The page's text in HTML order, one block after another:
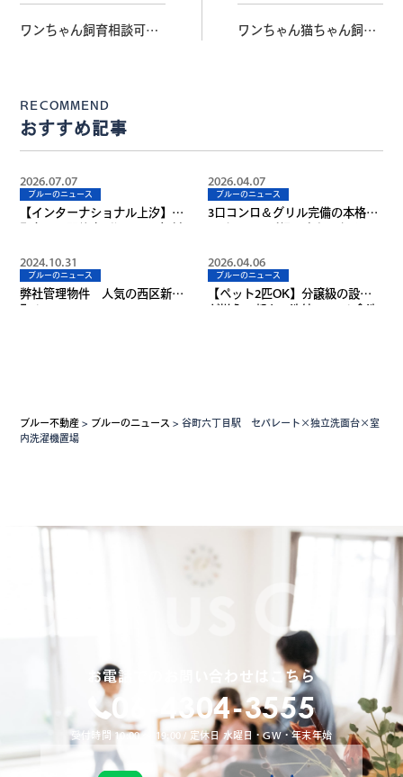
ワンちゃん飼育相談可♪
ワンちゃん猫ちゃん飼育
RECOMMEND
おすすめ記事
2026.07.07
ブルーのニュース
【インターナショナル上汐】谷
2026.04.07
ブルーのニュース
3口コンロ＆グリル完備の本格キ
2024.10.31
ブルーのニュース
弊社管理物件 人気の西区新
2026.04.06
ブルーのニュース
【ペット2匹OK】分譲級の設備
ブルー不動産 > ブルーのニュース >谷町六丁目駅 セパレート×独立洗面台×室
内洗濯機置場
お電話でのお問い合わせはこちら
06-4304-3555
受付時間 10:00 〜 19:00 / 定休日 水曜日・GW・年末年始